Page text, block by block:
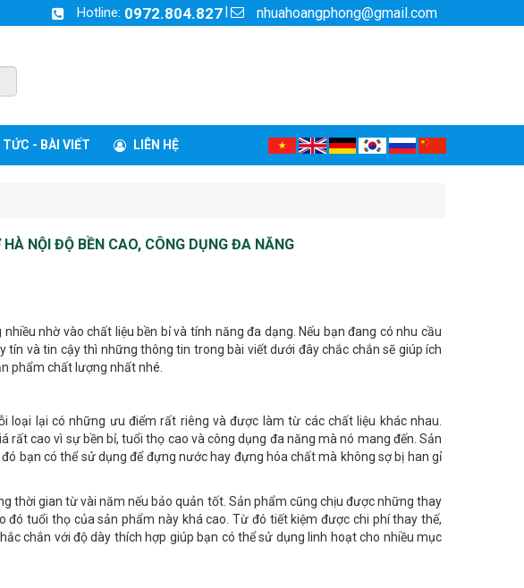
Hotline: 0972.804.827 nhuahoangphong@gmail.com
TỨC - BÀI VIẾT LIÊN HỆ
NỘI ĐỘ BỀN CAO, CÔNG DỤNG ĐA NĂNG
nhờ vào chất liệu bền bỉ và tính năng đa dạng. Nếu bạn đang có nhu cầu
tín và tin cậy thì những thông tin trong bài viết dưới đây chắc chắn sẽ giúp ích
phẩm chất lượng nhất nhé.
loại lại có những ưu điểm rất riêng và được làm từ các chất liệu khác nhau.
cao vì sự bền bỉ, tuổi thọ cao và công dụng đa năng mà nó mang đến. Sản
bạn có thể sử dụng để đựng nước hay đựng hóa chất mà không sợ bị han gỉ
thời gian từ vài năm nếu bảo quản tốt. Sản phẩm cũng chịu được những thay
tuổi thọ của sản phẩm này khá cao. Từ đó tiết kiệm được chi phí thay thế,
chắn với độ dày thích hợp giúp bạn có thể sử dụng linh hoạt cho nhiều mục